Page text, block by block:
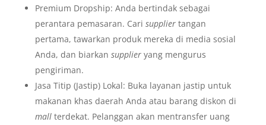
Premium Dropship: Anda bertindak sebagai
perantara pemasaran. Cari suppliertangan
pertama, tawarkan produk mereka di media sosial
Anda, dan biarkan supplieryang mengurus
pengiriman.
Jasa Titip (Jastip) Lokal: Buka layanan jastip untuk
makanan khas daerah Anda atau barang diskon di
mallterdekat. Pelanggan akan mentransfer uang